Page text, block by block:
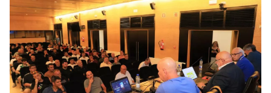
"GRAN CAPACIDAD DE TRABAJO"